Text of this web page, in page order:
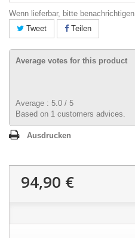
Wenn lieferbar, bitte benachrichtigen
Tweet
Teilen
Average votes for this product
Average : 5.0 / 5
Based on 1 customers advices.
Ausdrucken
94,90 €